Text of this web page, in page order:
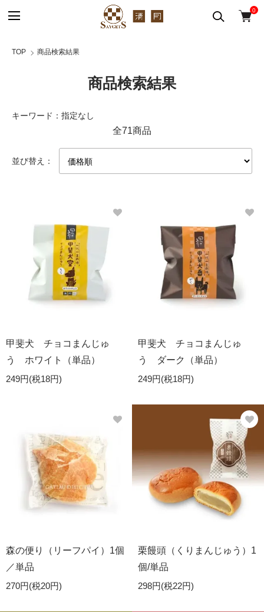
0
TOP 商品検索結果
商品検索結果
キーワード：指定なし
全71商品
並び替え：
甲斐犬 チョコまんじゅ
う ホワイト（単品）
249円(税18円)
甲斐犬 チョコまんじゅ
う ダーク（単品）
249円(税18円)
森の便り（リーフパイ）1個
／単品
270円(税20円)
栗饅頭（くりまんじゅう）1
個/単品
298円(税22円)